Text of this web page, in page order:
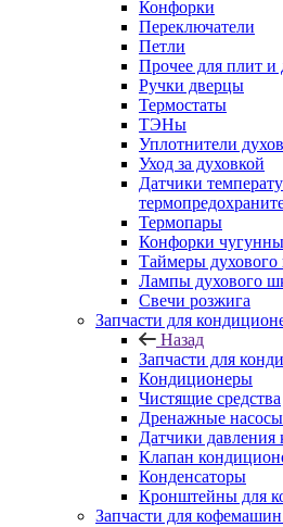
Конфорки
Переключатели
Петли
Прочее для плит и
Ручки дверцы
Термостаты
ТЭНы
Уплотнители
Уход за духовкой
Датчики
Термопары
Конфорки
Таймеры духового
Лампы духового
Свечи розжига
Запчасти для
Назад
Запчасти для
Кондиционеры
Чистящие средства
Дренажные насосы
Датчики давления
Клапан
Конденсаторы
Кронштейны для
Запчасти для кофемашин